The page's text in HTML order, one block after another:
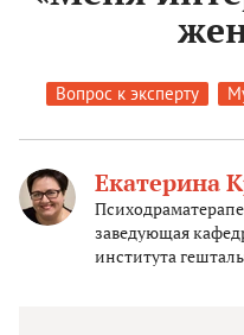
Вопрос к эксперту
Екатерина
заведующая
института